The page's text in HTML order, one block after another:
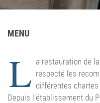
MENU
L a restauration de la
respecté les
différentes
Depuis l'établissement du